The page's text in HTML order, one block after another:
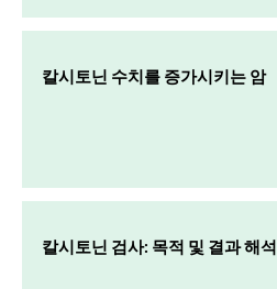
칼시토닌 수치를 증가시키는 암
칼시토닌 검사: 목적 및 결과 해석